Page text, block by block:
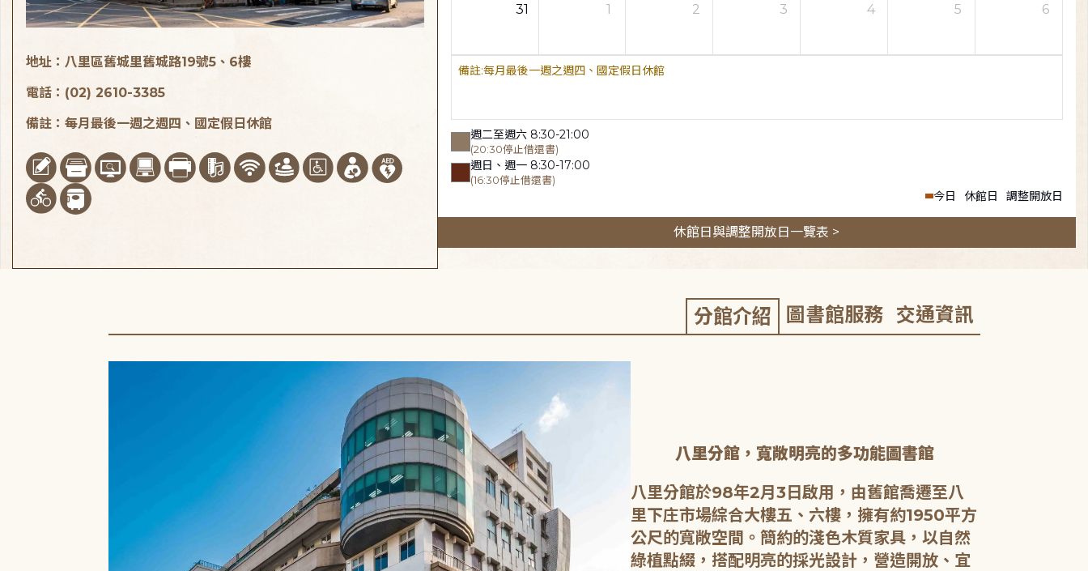
31 1 2 3 4 5 6
每月最後一週之週四、國定假日休館
週二至週六 8:30-21:00
(20:30停止借還書)
週日、週一 8:30-17:00
(16:30停止借還書)
今日 休館日 調整開放日
休館日與調整開放日一覽表 >
地址：八里區舊城里舊城路19號5、6樓
電話：(02) 2610-3385
備註：每月最後一週之週四、國定假日休館
分館介紹 圖書館服務 交通資訊
八里分館，寬敞明亮的多功能圖書館
八里分館於98年2月3日啟用，由舊館喬遷至八
里下庄市場綜合大樓五、六樓，擁有約1950平方
公尺的寬敞空間。簡約的淺色木質家具，以自然
綠植點綴，搭配明亮的採光設計，營造開放、宜